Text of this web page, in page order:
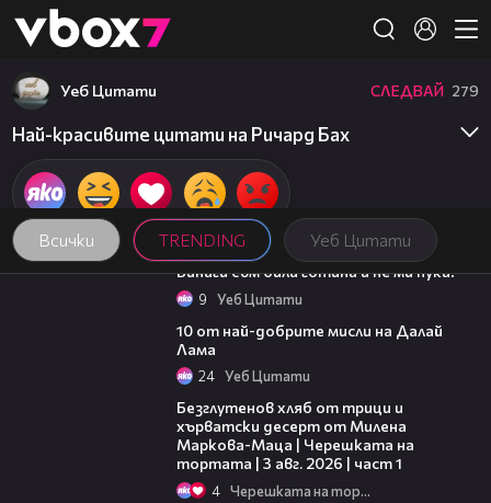
👾
Всички TRENDING Уеб Цитати
Уеб Цитати СЛЕДВАЙ 279
Най-красивите цитати на Ричард Бах
01:48
Винаги съм била готина и не ми пука!
9 Уеб Цитати
10 от най-добрите мисли на Далай
Лама
24 Уеб Цитати
Безглутенов хляб от трици и
хърватски десерт от Милена
Маркова-Маца | Черешката на
тортата | 3 авг. 2026 | част 1
4 Черешката на тортата